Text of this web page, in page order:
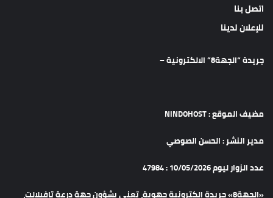
اتصل بنا
للإعلان لدينا
جريدة “الجهة8” الالكترونية –
مضيف الموقع : NINDOHOST
مدير النشر : الحسن الصوصي
عدد الزوار ليوم 10/05/2026 : 47984
«الجهة8» جريدة الكترونية جهوية، تعنى بشؤون جهة درعة تافيلالت،